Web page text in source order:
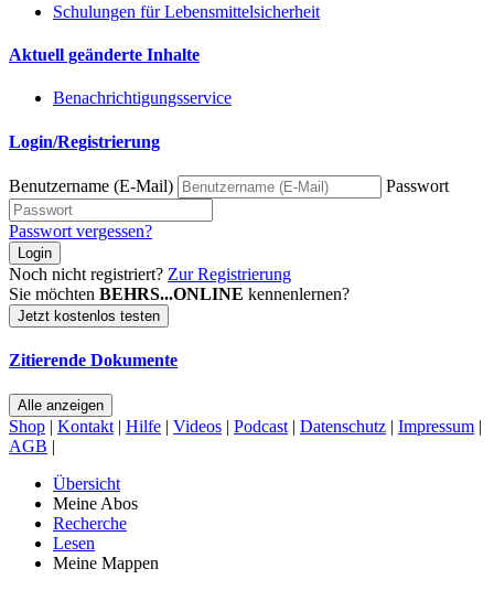
Schulungen für Lebensmittelsicherheit
Aktuell geänderte Inhalte
Benachrichtigungsservice
Login/Registrierung
Benutzername (E-Mail) Passwort
Passwort vergessen?
Login
Noch nicht registriert? Zur Registrierung
Sie möchten BEHRS...ONLINE kennenlernen?
Jetzt kostenlos testen
Zitierende Dokumente
Alle anzeigen
Shop | Kontakt | Hilfe | Videos | Podcast | Datenschutz | Impressum |
AGB |
Übersicht
Meine Abos
Recherche
Lesen
Meine Mappen